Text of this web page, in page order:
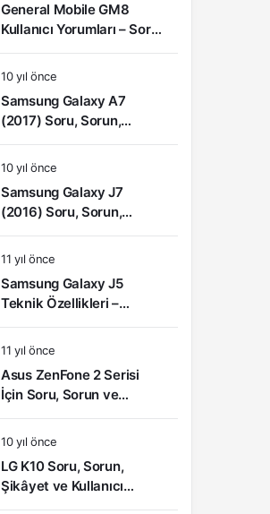
General Mobile GM8
Kullanıcı Yorumları – Soru,
Sorun ve Şikâyetler
10 yıl önce
Samsung Galaxy A7
(2017) Soru, Sorun,
Şikayet ve Kullanıcı
Yorumları
10 yıl önce
Samsung Galaxy J7
(2016) Soru, Sorun,
Şikâyet ve Kullanıcı
Yorumları
11 yıl önce
Samsung Galaxy J5
Teknik Özellikleri –
Kullanıcı Yorumları (Video
İnceleme)
11 yıl önce
Asus ZenFone 2 Serisi
İçin Soru, Sorun ve
Çözüm Önerileri
10 yıl önce
LG K10 Soru, Sorun,
Şikâyet ve Kullanıcı
Yorumları